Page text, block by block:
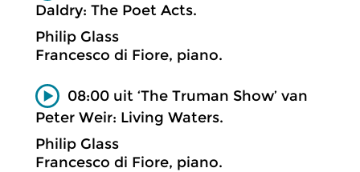
Daldry: The Poet Acts.
Philip Glass
Francesco di Fiore, piano.
08:00 uit ‘The Truman Show’ van
Peter Weir: Living Waters.
Philip Glass
Francesco di Fiore, piano.